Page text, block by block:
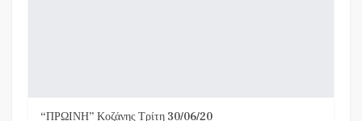
“ΠΡΩΙΝΗ” Κοζάνης Τρίτη 30/06/20